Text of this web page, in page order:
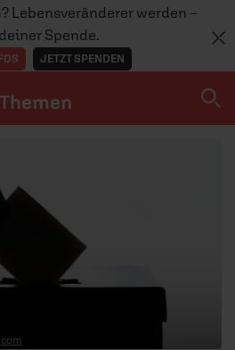
Lebensveränderer werden –
Spende.
JETZT SPENDEN
Themen